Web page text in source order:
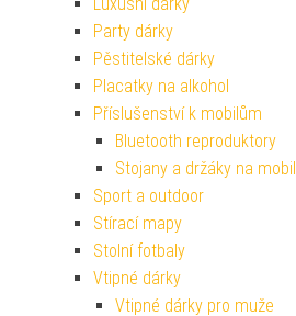
Party dárky
Pěstitelské dárky
Placatky na alkohol
Příslušenství k mobilům
Bluetooth reproduktory
Stojany a držáky na mobil
Sport a outdoor
Stírací mapy
Stolní fotbaly
Vtipné dárky
Vtipné dárky pro muže